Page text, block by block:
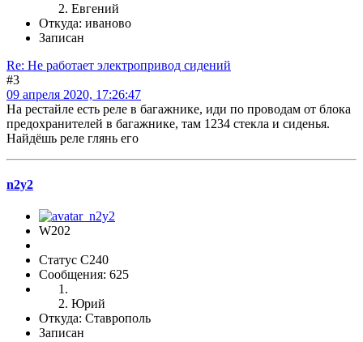
Евгений
Откуда: иваново
Записан
Re: Не работает электропривод сидений
#3
09 апреля 2020, 17:26:47
На рестайле есть реле в багажнике, иди по проводам от блока
предохранителей в багажнике, там 1234 стекла и сиденья.
Найдёшь реле глянь его
n2y2
W202
Статус C240
Сообщения: 625
Юрий
Откуда: Ставрополь
Записан